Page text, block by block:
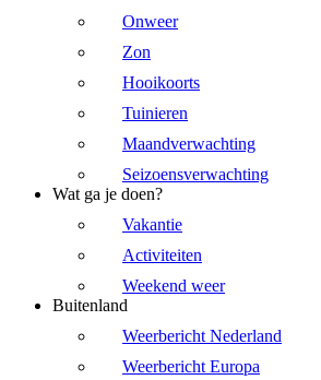
Onweer
Zon
Hooikoorts
Tuinieren
Maandverwachting
Seizoensverwachting
Wat ga je doen?
Vakantie
Activiteiten
Weekend weer
Buitenland
Weerbericht Nederland
Weerbericht Europa